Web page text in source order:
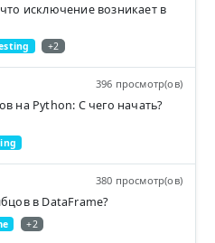
исключение возникает в
+2
396 просмотр(ов)
на Python: С чего начать?
380 просмотр(ов)
в DataFrame?
+2